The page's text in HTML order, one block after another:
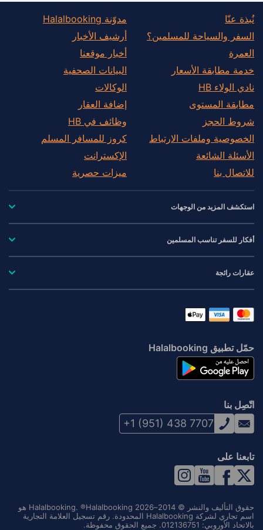
نُبذة عنّا
السفر والسياحة للمسلمين؟
العمرة
خدمة مطابقة الأسعار
نادي الولاء HB
مطابقة المستوى
شروط الحجز
الخصوصية وملفات الارتباط
الأسئلة الشائعة
للاتصال بنا
مدوّنة Halalbooking
أرشيف الأخبار
أخبار موقعنا
البيانات الصحفية
الوكالات
إضافة العقار
وظائف في HB
كروز للمسافر المسلم
الإكسترانت
ميزات حصرية
استكشف المزيد من الوجهات
أفكار للسفر تناسب المسلمين
عقارات رائجة
حمّل تطبيق Halalbooking
اتّصِل بنا
+1 (951) 438 7707
تابعنا على
حقوق التأليف والنشر © 2014–2026 Halalbooking. ®Halalbooking هو
اسم تجاري لشركة Halalbooking المحدودة. رقم تسجيل العلامة التجارية
بالاتحاد الأوروبي: 012136751. جميع الحقوق محفوظة.